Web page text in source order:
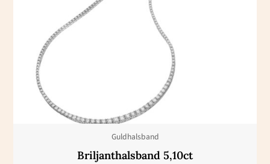
Guldhalsband
Briljanthalsband 5,10ct